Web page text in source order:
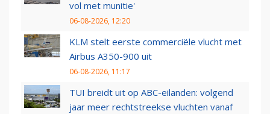
vol met munitie'
06-08-2026, 12:20
KLM stelt eerste commerciële vlucht met
Airbus A350-900 uit
06-08-2026, 11:17
TUI breidt uit op ABC-eilanden: volgend
jaar meer rechtstreekse vluchten vanaf